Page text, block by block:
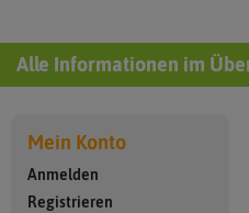
Alle Informationen im
Mein Konto
Anmelden
Registrieren